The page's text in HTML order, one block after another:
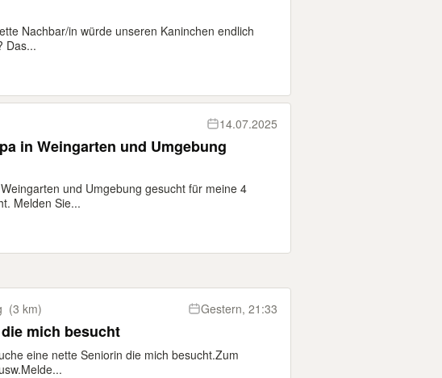
Nachbar/in würde unseren Kaninchen endlich
Das...
14.07.2025
in Weingarten und Umgebung
und Umgebung gesucht für meine 4
Melden Sie...
(3 km) Gestern, 21:33
mich besucht
eine nette Seniorin die mich besucht.Zum